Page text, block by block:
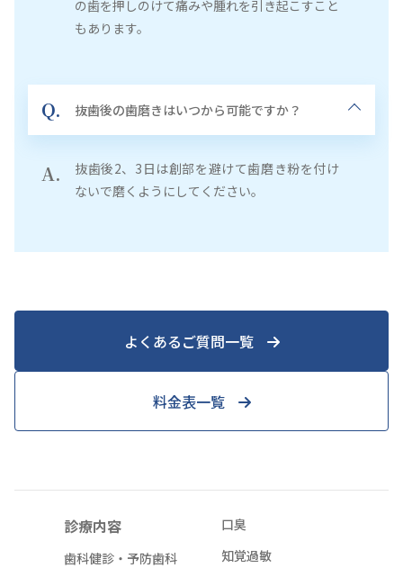
の歯を押しのけて痛みや腫れを引き起こすこと
もあります。
Q. 抜歯後の歯磨きはいつから可能ですか？
A.
抜歯後2、3日は創部を避けて歯磨き粉を付け
ないで磨くようにしてください。
よくあるご質問一覧
料金表一覧
診療内容
歯科健診・予防歯科
口臭
知覚過敏